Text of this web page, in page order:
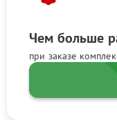
Чем больше
при заказе